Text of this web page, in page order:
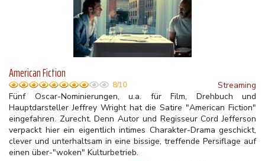
American Fiction
8/10
Streaming
Fünf Oscar-Nominierungen, u.a. für Film, Drehbuch und
Hauptdarsteller Jeffrey Wright hat die Satire "American Fiction"
eingefahren. Zurecht. Denn Autor und Regisseur Cord Jefferson
verpackt hier ein eigentlich intimes Charakter-Drama geschickt,
clever und unterhaltsam in eine bissige, treffende Persiflage auf
einen über-"woken" Kulturbetrieb.